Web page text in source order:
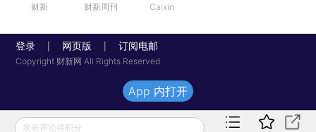
财新 财新周刊 Caixin
登录 网页版 订阅电邮
Copyright 财新网 All Rights Reserved
发表评论得积分
App 内打开